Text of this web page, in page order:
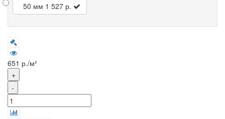
50 мм 1 527 р.
651 р./м²
+
-